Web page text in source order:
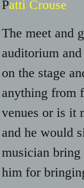
Patti Crouse
The meet and
auditorium
on the stage
anything from
venues or is it
and he would
musician bring
him for